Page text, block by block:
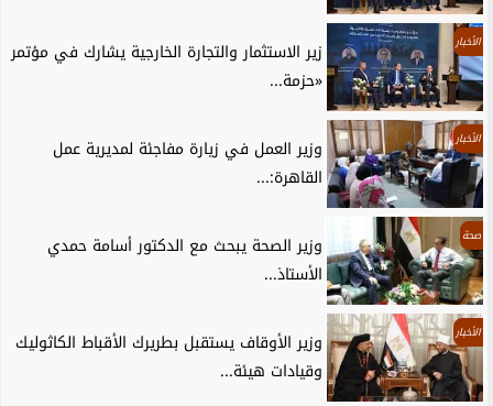
الأخبار
زير الاستثمار والتجارة الخارجية يشارك في مؤتمر
«حزمة...
الأخبار
وزير العمل في زيارة مفاجئة لمديرية عمل
القاهرة:...
صحة
وزير الصحة يبحث مع الدكتور أسامة حمدي
الأستاذ...
الأخبار
وزير الأوقاف يستقبل بطريرك الأقباط الكاثوليك
وقيادات هيئة...